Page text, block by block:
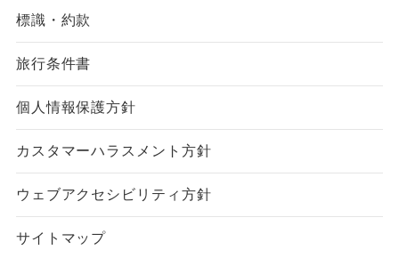
標識・約款
旅行条件書
個人情報保護方針
カスタマーハラスメント方針
ウェブアクセシビリティ方針
サイトマップ